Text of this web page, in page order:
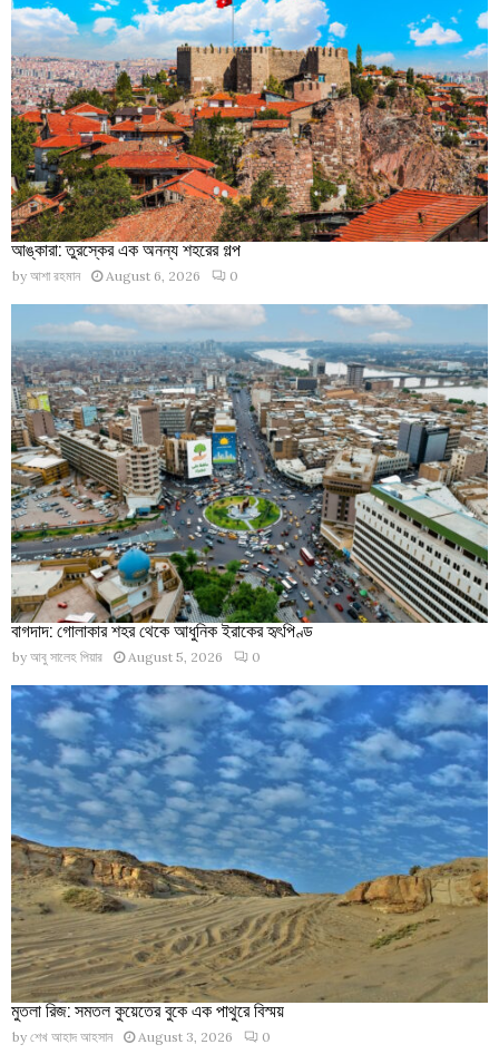
আঙ্কারা: তুরস্কের এক অনন্য শহরের গল্প
by আশা রহমান August 6, 2026 0
বাগদাদ: গোলাকার শহর থেকে আধুনিক ইরাকের হৃৎপিণ্ড
by আবু সালেহ পিয়ার August 5, 2026 0
মুতলা রিজ: সমতল কুয়েতের বুকে এক পাথুরে বিস্ময়
by শেখ আহাদ আহসান August 3, 2026 0